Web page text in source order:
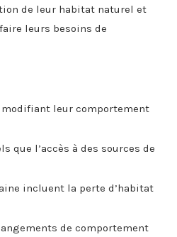
de leur habitat naturel et
leurs besoins de
modifiant leur comportement
que l’accès à des sources de
incluent la perte d’habitat
de comportement